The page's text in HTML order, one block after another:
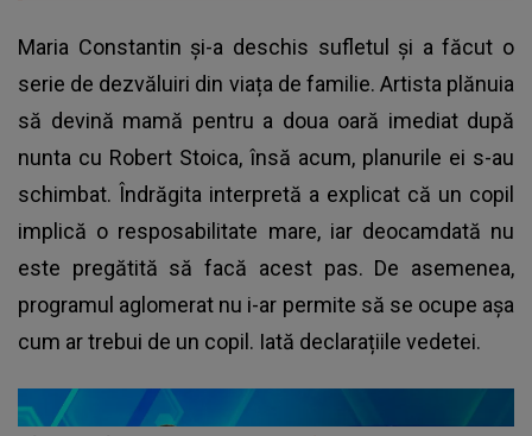
Maria Constantin și-a deschis sufletul și a făcut o
serie de dezvăluiri din viața de familie. Artista plănuia
să devină mamă pentru a doua oară imediat după
nunta cu Robert Stoica, însă acum, planurile ei s-au
schimbat. Îndrăgita interpretă a explicat că un copil
implică o resposabilitate mare, iar deocamdată nu
este pregătită să facă acest pas. De asemenea,
programul aglomerat nu i-ar permite să se ocupe așa
cum ar trebui de un copil. Iată declarațiile vedetei.